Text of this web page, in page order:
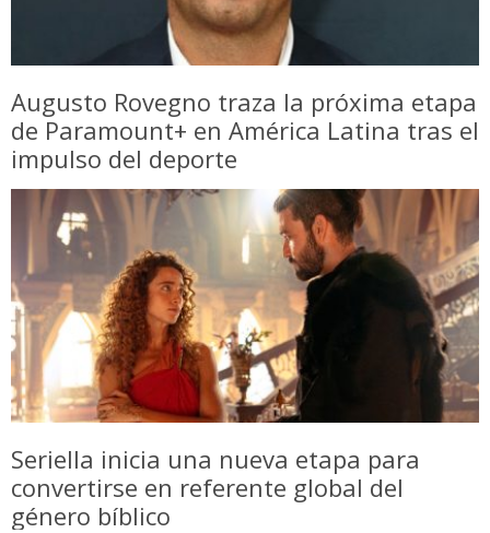
Augusto Rovegno traza la próxima etapa
de Paramount+ en América Latina tras el
impulso del deporte
Seriella inicia una nueva etapa para
convertirse en referente global del
género bíblico